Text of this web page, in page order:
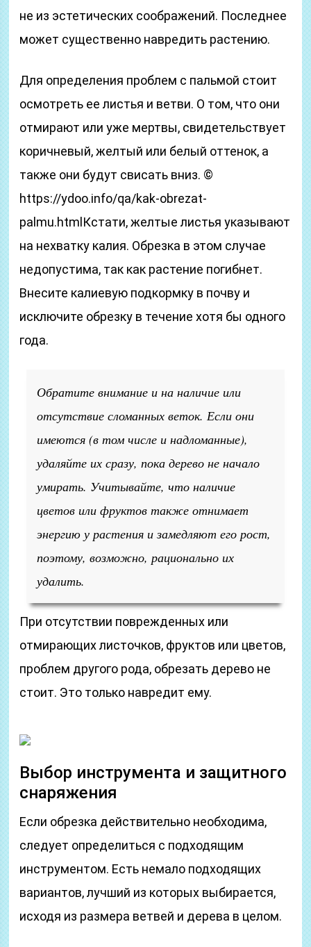
не из эстетических соображений. Последнее
может существенно навредить растению.
Для определения проблем с пальмой стоит
осмотреть ее листья и ветви. О том, что они
отмирают или уже мертвы, свидетельствует
коричневый, желтый или белый оттенок, а
также они будут свисать вниз. ©
https://ydoo.info/qa/kak-obrezat-
palmu.htmlКстати, желтые листья указывают
на нехватку калия. Обрезка в этом случае
недопустима, так как растение погибнет.
Внесите калиевую подкормку в почву и
исключите обрезку в течение хотя бы одного
года.
Обратите внимание и на наличие или
отсутствие сломанных веток. Если они
имеются (в том числе и надломанные),
удаляйте их сразу, пока дерево не начало
умирать. Учитывайте, что наличие
цветов или фруктов также отнимает
энергию у растения и замедляют его рост,
поэтому, возможно, рационально их
удалить.
При отсутствии поврежденных или
отмирающих листочков, фруктов или цветов,
проблем другого рода, обрезать дерево не
стоит. Это только навредит ему.
Выбор инструмента и защитного
снаряжения
Если обрезка действительно необходима,
следует определиться с подходящим
инструментом. Есть немало подходящих
вариантов, лучший из которых выбирается,
исходя из размера ветвей и дерева в целом.